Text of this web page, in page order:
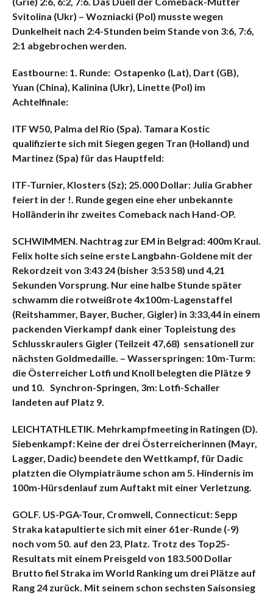
Svitolina (Ukr) – Wozniacki (Pol) musste wegen
Dunkelheit nach 2:4-Stunden beim Stande von 3:6, 7:6,
2:1 abgebrochen werden.
Eastbourne: 1. Runde: Ostapenko (Lat), Dart (GB),
Yuan (China), Kalinina (Ukr), Linette (Pol) im
Achtelfinale:
ITF W50, Palma del Rio (Spa). Tamara Kostic
qualifizierte sich mit Siegen gegen Tran (Holland) und
Martinez (Spa) für das Hauptfeld:
ITF-Turnier, Klosters (Sz); 25.000 Dollar: Julia Grabher
feiert in der !. Runde gegen eine eher unbekannte
Holländerin ihr zweites Comeback nach Hand-OP.
SCHWIMMEN. Nachtrag zur EM in Belgrad: 400m Kraul.
Felix holte sich seine erste Langbahn-Goldene mit der
Rekordzeit von 3:43 24 (bisher 3:53 58) und 4,21
Sekunden Vorsprung. Nur eine halbe Stunde später
schwamm die rotweißrote 4x100m-Lagenstaffel
(Reitshammer, Bayer, Bucher, Gigler) in 3:33,44 in einem
packenden Vierkampf dank einer Topleistung des
Schlusskraulers Gigler (Teilzeit 47,68) sensationell zur
nächsten Goldmedaille. – Wasserspringen: 10m-Turm:
die Österreicher Lotfi und Knoll belegten die Plätze 9
und 10. Synchron-Springen, 3m: Lotfi-Schaller
landeten auf Platz 9.
LEICHTATHLETIK. Mehrkampfmeeting in Ratingen (D).
Siebenkampf: Keine der drei Österreicherinnen (Mayr,
Lagger, Dadic) beendete den Wettkampf, für Dadic
platzten die Olympiaträume schon am 5. Hindernis im
100m-Hürsdenlauf zum Auftakt mit einer Verletzung.
GOLF. US-PGA-Tour, Cromwell, Connecticut: Sepp
Straka katapultierte sich mit einer 61er-Runde (-9)
noch vom 50. auf den 23, Platz. Trotz des Top25-
Resultats mit einem Preisgeld von 183.500 Dollar
Brutto fiel Straka im World Ranking um drei Plätze auf
Rang 24 zurück. Mit seinem schon sechsten Saisonsieg